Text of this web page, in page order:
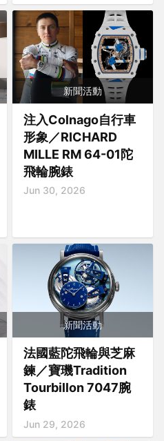
新聞活動
注入Colnago自行車
形象／RICHARD
MILLE RM 64-01陀
飛輪腕錶
Jun 30, 2026
新聞活動
法國藍陀飛輪與芝麻
鍊／寶璣Tradition
Tourbillon 7047腕
錶
Jun 29, 2026